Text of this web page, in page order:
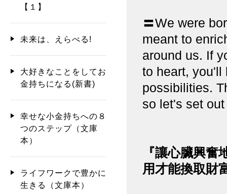
〓We were
meant to
around us. If
to heart, you'll
possibilities.
so let's set
『讓心臟興
用才能換取財
【１】
未来は、えらべる!
大好きなことをしてお
金持ちになる(新書)
幸せな小金持ちへの８
つのステップ（文庫
本）
ライフワークで豊かに
生きる（文庫本）